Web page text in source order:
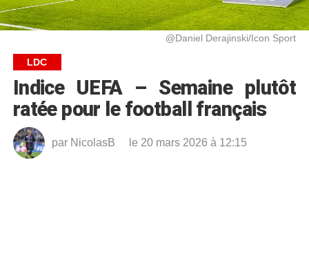
@Daniel Derajinski/Icon Sport
LDC
Indice UEFA – Semaine plutôt
ratée pour le football français
par NicolasB le 20 mars 2026 à 12:15